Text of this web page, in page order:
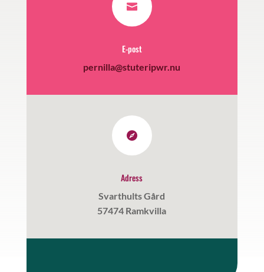

E-post
pernilla@stuteripwr.nu

Adress
Svarthults Gård
57474 Ramkvilla